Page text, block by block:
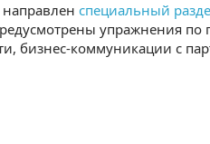
специальный
упражнения
бизнес-коммуникации с